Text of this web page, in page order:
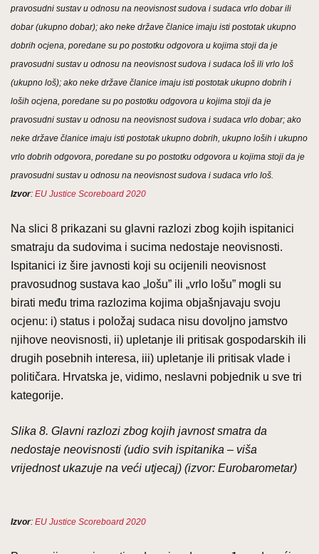
pravosudni sustav u odnosu na neovisnost sudova i sudaca vrlo dobar ili
dobar (ukupno dobar); ako neke države članice imaju isti postotak ukupno
dobrih ocjena, poredane su po postotku odgovora u kojima stoji da je
pravosudni sustav u odnosu na neovisnost sudova i sudaca loš ili vrlo loš
(ukupno loš); ako neke države članice imaju isti postotak ukupno dobrih i
loših ocjena, poredane su po postotku odgovora u kojima stoji da je
pravosudni sustav u odnosu na neovisnost sudova i sudaca vrlo dobar; ako
neke države članice imaju isti postotak ukupno dobrih, ukupno loših i ukupno
vrlo dobrih odgovora, poredane su po postotku odgovora u kojima stoji da je
pravosudni sustav u odnosu na neovisnost sudova i sudaca vrlo loš.
Izvor: EU Justice Scoreboard 2020
Na slici 8 prikazani su glavni razlozi zbog kojih ispitanici
smatraju da sudovima i sucima nedostaje neovisnosti.
Ispitanici iz šire javnosti koji su ocijenili neovisnost
pravosudnog sustava kao „lošu” ili „vrlo lošu” mogli su
birati među trima razlozima kojima objašnjavaju svoju
ocjenu: i) status i položaj sudaca nisu dovoljno jamstvo
njihove neovisnosti, ii) upletanje ili pritisak gospodarskih ili
drugih posebnih interesa, iii) upletanje ili pritisak vlade i
političara. Hrvatska je, vidimo, neslavni pobjednik u sve tri
kategorije.
Slika 8. Glavni razlozi zbog kojih javnost smatra da
nedostaje neovisnosti (udio svih ispitanika – viša
vrijednost ukazuje na veći utjecaj) (izvor: Eurobarometar)
Izvor: EU Justice Scoreboard 2020